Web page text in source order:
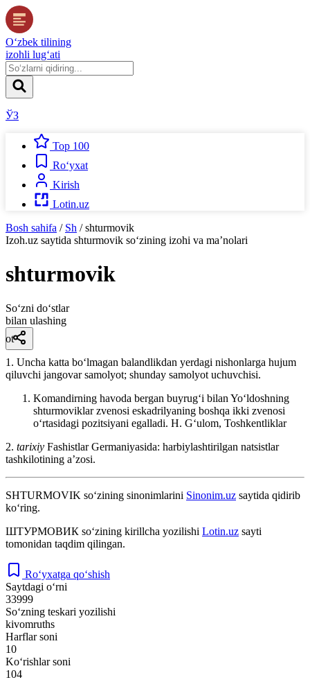
O‘zbek tilining
izohli lug‘ati
ЎЗ
Top 100
Ro‘yxat
Kirish
Lotin.uz
Bosh sahifa / Sh / shturmovik
Izoh.uz saytida shturmovik so‘zining izohi va ma’nolari
shturmovik
So‘zni do‘stlar
bilan ulashing
ot
1. Uncha katta boʻlmagan balandlikdan yerdagi nishonlarga hujum
qiluvchi jangovar samolyot; shunday samolyot uchuvchisi.
Komandirning havoda bergan buyrugʻi bilan Yoʻldoshning
shturmoviklar zvenosi eskadrilyaning boshqa ikki zvenosi
oʻrtasidagi pozitsiyani egalladi. H. Gʻulom, Toshkentliklar
2. tarixiy Fashistlar Germaniyasida: harbiylashtirilgan natsistlar
tashkilotining aʼzosi.
SHTURMOVIK so‘zining sinonimlarini Sinonim.uz saytida qidirib
ko‘ring.
ШТУРМОВИК so‘zining kirillcha yozilishi Lotin.uz sayti
tomonidan taqdim qilingan.
Ro‘yxatga qo‘shish
Saytdagi o‘rni
33999
So‘zning teskari yozilishi
kivomruths
Harflar soni
10
Ko‘rishlar soni
104